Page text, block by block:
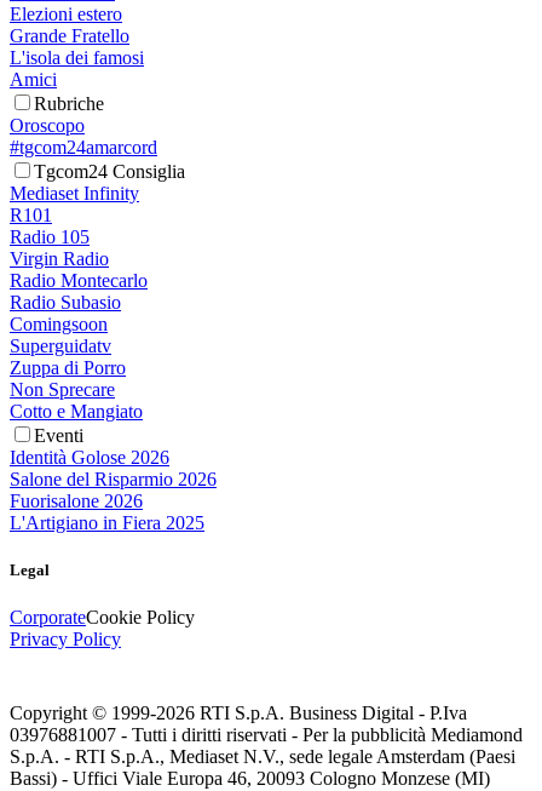
Elezioni estero
Grande Fratello
L'isola dei famosi
Amici
Rubriche
Oroscopo
#tgcom24amarcord
Tgcom24 Consiglia
Mediaset Infinity
R101
Radio 105
Virgin Radio
Radio Montecarlo
Radio Subasio
Comingsoon
Superguidatv
Zuppa di Porro
Non Sprecare
Cotto e Mangiato
Eventi
Identità Golose 2026
Salone del Risparmio 2026
Fuorisalone 2026
L'Artigiano in Fiera 2025
Legal
CorporateCookie Policy
Privacy Policy
Copyright © 1999-2026 RTI S.p.A. Business Digital - P.Iva
03976881007 - Tutti i diritti riservati - Per la pubblicità Mediamond
S.p.A. - RTI S.p.A., Mediaset N.V., sede legale Amsterdam (Paesi
Bassi) - Uffici Viale Europa 46, 20093 Cologno Monzese (MI)